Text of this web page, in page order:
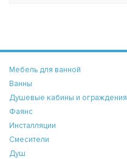
Мебель для ванной
Ванны
Душевые кабины и ограждения
Фаянс
Инсталляции
Смесители
Душ